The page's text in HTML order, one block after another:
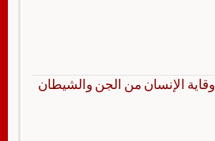
وقاية الإنسان من الجن والشيطان